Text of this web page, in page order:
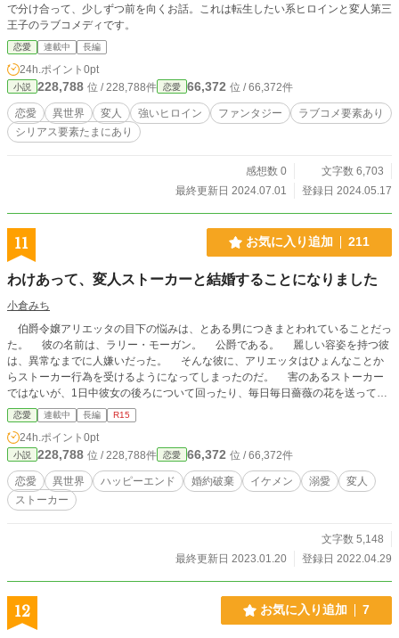
で分け合って、少しずつ前を向くお話。これは転生したい系ヒロインと変人第三
王子のラブコメディです。
恋愛 連載中 長編
24h.ポイント 0pt
小説 228,788 位 / 228,788件 恋愛 66,372 位 / 66,372件
恋愛 異世界 変人 強いヒロイン ファンタジー
ラブコメ要素あり
シリアス要素たまにあり
感想数 0
文字数 6,703
最終更新日 2024.07.01
登録日 2024.05.17
11 お気に入り追加 211
わけあって、変人ストーカーと結婚することになりました
小倉みち
伯爵令嬢アリエッタの目下の悩みは、とある男につきまとわれていることだっ
た。 彼の名前は、ラリー・モーガン。 公爵である。 麗しい容姿を持つ彼
は、異常なまでに人嫌いだった。 そんな彼に、アリエッタはひょんなことか
らストーカー行為を受けるようになってしまったのだ。 害のあるストーカー
ではないが、1日中彼女の後ろについて回ったり、毎日毎日薔薇の花を送ってき
たり。 ともかく、鬱陶しいほど視界に現れてくる。 そんなある日、彼女は
婚約者である第一王子から、パーティ会場で婚約破棄を言い渡された。 青天
の霹靂である。 彼は自分の恋人と結ばれるため、長年彼を慕っていたアリエ
ッタをあっさりと捨てたのだ。 人々の目の前で、「傷物」だと侮辱される彼
女。 しかし、その瞬間――。 彼女を庇うように立ちはだかったモーガン公
爵は、こう言い放った。 「つまり、彼女は私がいただいても良いということで
すね？」 「――ということですので。アリエッタ嬢、私と結婚してください」
恋愛 連載中 長編 R15
24h.ポイント 0pt
小説 228,788 位 / 228,788件 恋愛 66,372 位 / 66,372件
恋愛 異世界 ハッピーエンド 婚約破棄 イケメン 溺愛
変人
ストーカー
文字数 5,148
最終更新日 2023.01.20
登録日 2022.04.29
12 お気に入り追加 7